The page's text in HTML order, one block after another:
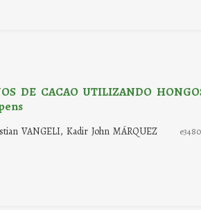
DE CACAO UTILIZANDO
VANGELI, Kadir John MÁRQUEZ